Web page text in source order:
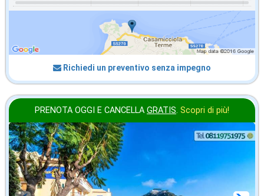
Richiedi un preventivo senza impegno
PRENOTA OGGI E CANCELLA GRATIS. Scopri di più!
2026 FERRAGOSTO
in offerta da
€141,43